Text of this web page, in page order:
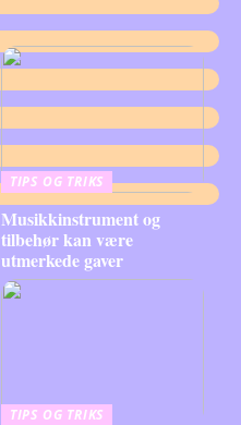
TIPS OG TRIKS
Musikkinstrument og
tilbehør kan være
utmerkede gaver
TIPS OG TRIKS